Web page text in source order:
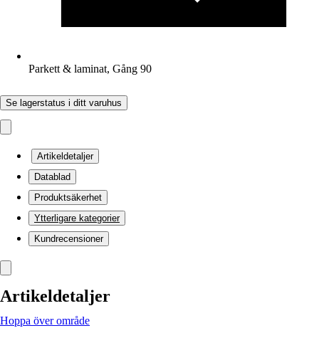
Parkett & laminat, Gång 90
Se lagerstatus i ditt varuhus
Artikeldetaljer
Datablad
Produktsäkerhet
Ytterligare kategorier
Kundrecensioner
Artikeldetaljer
Hoppa över område